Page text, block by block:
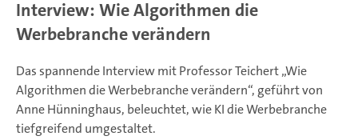
Interview: Wie Algorithmen die
Werbebranche verändern
Das spannende Interview mit Professor Teichert „Wie
Algorithmen die Werbebranche verändern“, geführt von
Anne Hünninghaus, beleuchtet, wie KI die Werbebranche
tiefgreifend umgestaltet.